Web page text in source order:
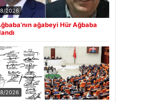
2026
ağabeyi Hür Ağbaba
2026